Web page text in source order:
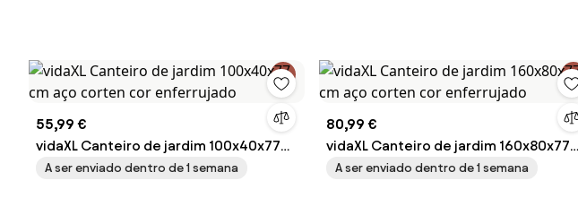
55,99 €
vidaXL Canteiro de jardim 100x40x77
cm aço corten cor enferrujado
A ser enviado dentro de 1 semana
80,99 €
vidaXL Canteiro de jardim 160x80x77
cm aço corten cor enferrujado
A ser enviado dentro de 1 semana